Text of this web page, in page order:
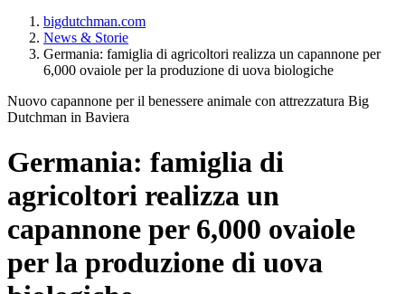
bigdutchman.com
News & Storie
Germania: famiglia di agricoltori realizza un capannone per
6,000 ovaiole per la produzione di uova biologiche
Nuovo capannone per il benessere animale con attrezzatura Big
Dutchman in Baviera
Germania: famiglia di
agricoltori realizza un
capannone per 6,000 ovaiole
per la produzione di uova